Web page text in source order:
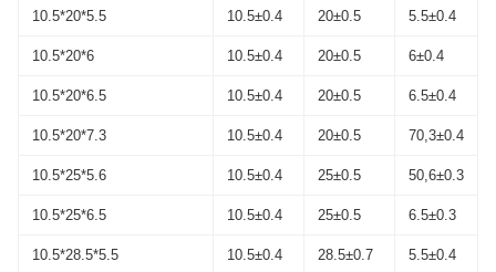
10.5*20*5.5 10.5±0.4 20±0.5 5.5±0.4
10.5*20*6 10.5±0.4 20±0.5 6±0.4
10.5*20*6.5 10.5±0.4 20±0.5 6.5±0.4
10.5*20*7.3 10.5±0.4 20±0.5 70,3±0.4
10.5*25*5.6 10.5±0.4 25±0.5 50,6±0.3
10.5*25*6.5 10.5±0.4 25±0.5 6.5±0.3
10.5*28.5*5.5 10.5±0.4 28.5±0.7 5.5±0.4